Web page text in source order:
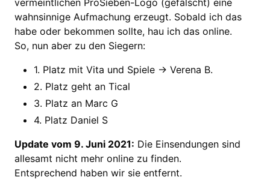
wahnsinnige Aufmachung erzeugt. Sobald ich das
habe oder bekommen sollte, hau ich das online.
So, nun aber zu den Siegern:
1. Platz mit Vita und Spiele -> Verena B.
2. Platz geht an Tical
3. Platz an Marc G
4. Platz Daniel S
Update vom 9. Juni 2021: Die Einsendungen sind
allesamt nicht mehr online zu finden.
Entsprechend haben wir sie entfernt.